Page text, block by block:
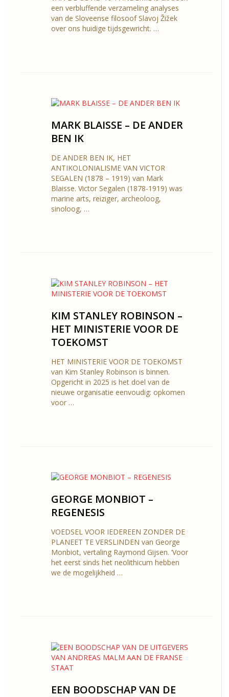
een verbluffende verzameling analyses
van de Sloveense filosoof Slavoj Žižek
over ons huidige tijdsgewricht. …
MARK BLAISSE – DE ANDER
BEN IK
DE ANDER BEN IK, HET
ANTIKOLONIALISME VAN VICTOR
SEGALEN (1878 – 1919) van Mark
Blaisse. Victor Segalen (1878-1919) was
marine arts, reiziger, archeoloog,
sinoloog, …
KIM STANLEY ROBINSON –
HET MINISTERIE VOOR DE
TOEKOMST
HET MINISTERIE VOOR DE TOEKOMST
van Kim Stanley Robinson is binnen.
Opgericht in 2025 is het doel van de
nieuwe organisatie eenvoudig: opkomen
voor …
GEORGE MONBIOT –
REGENESIS
VOEDSEL VOOR IEDEREEN ZONDER DE
PLANEET TE VERSLINDEN van George
Monbiot, vertaling Raymond Gijsen. ‘Voor
het eerst sinds het neolithicum hebben
we de mogelijkheid …
EEN BOODSCHAP VAN DE